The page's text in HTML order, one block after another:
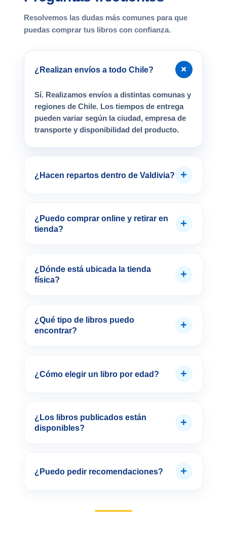
Resolvemos las dudas más comunes para que
puedas comprar tus libros con confianza.
¿Realizan envíos a todo Chile? +
Sí. Realizamos envíos a distintas comunas y
regiones de Chile. Los tiempos de entrega
pueden variar según la ciudad, empresa de
transporte y disponibilidad del producto.
¿Hacen repartos dentro de Valdivia? +
¿Puedo comprar online y retirar en
tienda?
+
¿Dónde está ubicada la tienda
física?
+
¿Qué tipo de libros puedo
encontrar?
+
¿Cómo elegir un libro por edad? +
¿Los libros publicados están
disponibles?
+
¿Puedo pedir recomendaciones? +